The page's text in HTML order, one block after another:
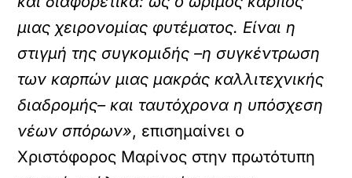
μιας χειρονομίας φυτέματος. Είναι η
στιγμή της συγκομιδής –η συγκέντρωση
των καρπών μιας μακράς καλλιτεχνικής
διαδρομής– και ταυτόχρονα η υπόσχεση
νέων σπόρων», επισημαίνει ο
Χριστόφορος Μαρίνος στην πρωτότυπη